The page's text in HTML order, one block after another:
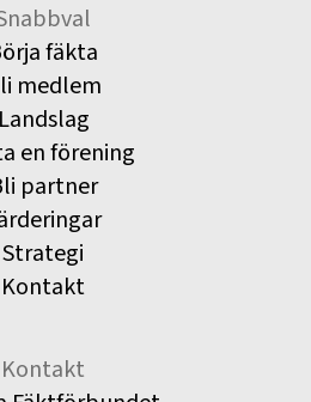
fäkta
medlem
Landslag
en förening
partner
Strategi
Kontakt
Kontakt